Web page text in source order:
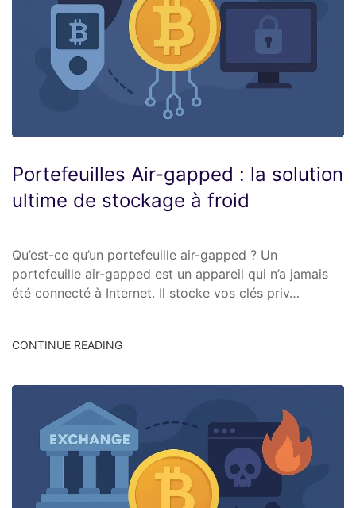
Portefeuilles Air-gapped : la solution
ultime de stockage à froid
Qu’est-ce qu’un portefeuille air-gapped ? Un
portefeuille air-gapped est un appareil qui n’a jamais
été connecté à Internet. Il stocke vos clés priv…
CONTINUE READING